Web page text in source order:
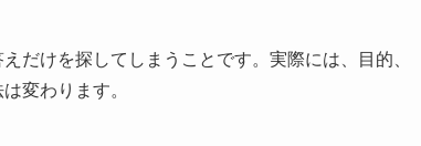
だけを探してしまうことです。実際には、目的、
変わります。